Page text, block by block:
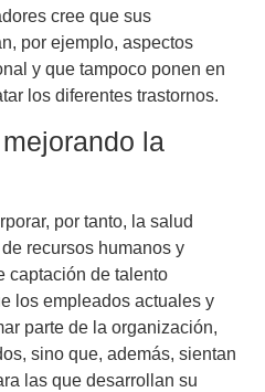
cree que sus
por ejemplo, aspectos
y que tampoco ponen en
los diferentes trastornos.
la
por tanto, la salud
recursos humanos y
captación de talento
los empleados actuales y
parte de la organización,
sino que, además, sientan
las que desarrollan su